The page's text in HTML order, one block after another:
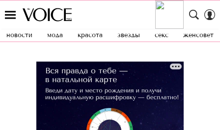
новости мода красота звезды секс женсовет